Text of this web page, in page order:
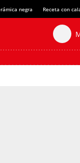
negra Receta con